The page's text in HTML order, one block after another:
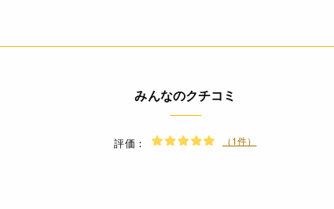
0.2g *(推定値)
* 0℃以下になりますと、分離することがありますのでご注意
* 中栓のシールは完全にはがして捨ててください。
◆商品の在庫・販売状況について◆
みんなのクチコミ
評価： （1件）